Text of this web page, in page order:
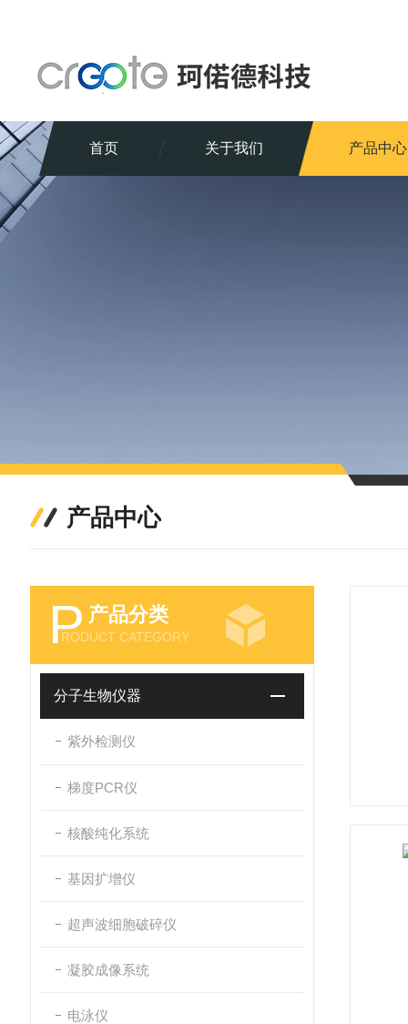
首页 关于我们 产品中心
产品中心
P 产品分类
RODUCT CATEGORY
分子生物仪器
紫外检测仪
梯度PCR仪
核酸纯化系统
基因扩增仪
超声波细胞破碎仪
凝胶成像系统
电泳仪